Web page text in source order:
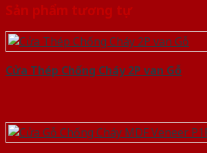
Sản phẩm tương tự
Cửa Thép Chống Cháy 2P van Gỗ